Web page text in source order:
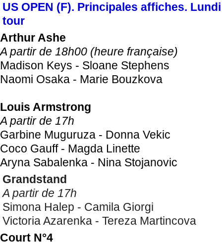
US OPEN (F). Principales affiches.
tour
Arthur Ashe
A partir de 18h00 (heure française)
Madison Keys - Sloane Stephens
Naomi Osaka - Marie Bouzkova
Louis Armstrong
A partir de 17h
Garbine Muguruza - Donna Vekic
Coco Gauff - Magda Linette
Aryna Sabalenka - Nina Stojanovic
Grandstand
A partir de 17h
Simona Halep - Camila Giorgi
Victoria Azarenka - Tereza Martincova
Court N°4